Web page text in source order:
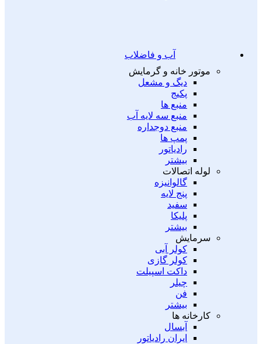
آب و فاضلاب
موتور خانه و گرمایش
دیگ و مشعل
پکیج
منبع ها
منبع سه لایه آب
منبع دوجداره
پمپ ها
رادیاتور
بیشتر
لوله اتصالات
گالوانیزه
پنج لایه
سفید
پلیکا
بیشتر
سرمایش
کولر آبی
کولر گازی
داکت اسپیلت
چیلر
فن
بیشتر
کارخانه ها
آبسال
ایران رادیاتور